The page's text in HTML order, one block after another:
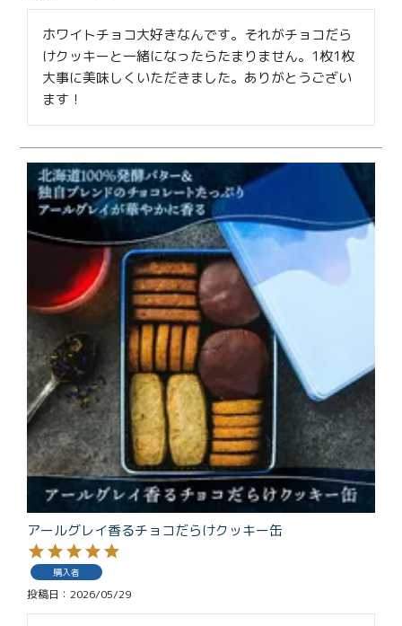
ホワイトチョコ大好きなんです。それがチョコだら
けクッキーと一緒になったらたまりません。1枚1枚
大事に美味しくいただきました。ありがとうござい
ます！
アールグレイ香るチョコだらけクッキー缶
購入者
投稿日 2026/05/29